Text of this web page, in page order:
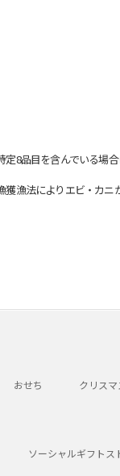
8品目を含んでいる場合
法によりエビ・カ
おせち クリスマ
ソーシャルギフトス